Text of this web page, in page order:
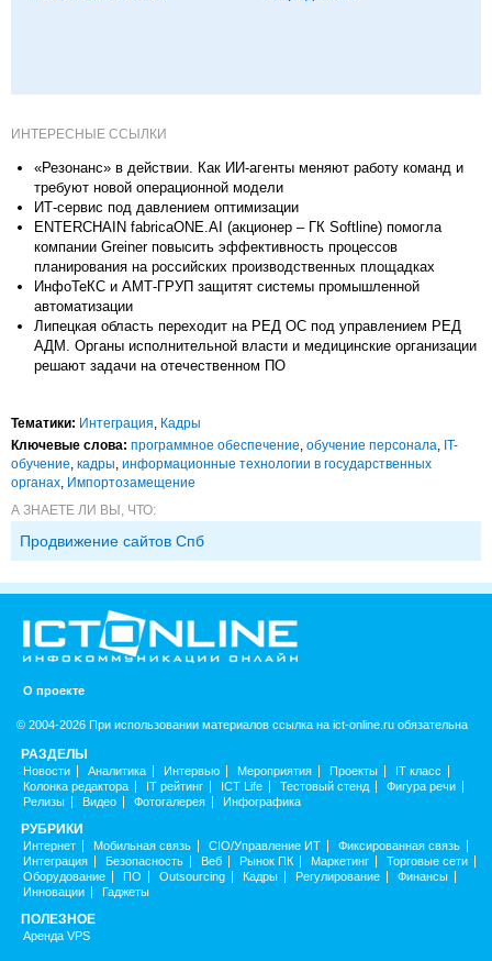
ИНТЕРЕСНЫЕ ССЫЛКИ
«Резонанс» в действии. Как ИИ-агенты меняют работу команд и
требуют новой операционной модели
ИТ-сервис под давлением оптимизации
ENTERCHAIN fabricaONE.AI (акционер – ГК Softline) помогла
компании Greiner повысить эффективность процессов
планирования на российских производственных площадках
ИнфоТеКС и АМТ-ГРУП защитят системы промышленной
автоматизации
Липецкая область переходит на РЕД ОС под управлением РЕД
АДМ. Органы исполнительной власти и медицинские организации
решают задачи на отечественном ПО
Тематики: Интеграция Кадры
Ключевые слова: программное обеспечение обучение персонала IT-
обучение кадры информационные технологии в государственных
органах Импорто­замещение
А ЗНАЕТЕ ЛИ ВЫ, ЧТО:
Продвижение сайтов Спб
О проекте
© 2004-2026 При использовании материалов ссылка на ict-online.ru обязательна
РАЗДЕЛЫ
Новости Аналитика Интервью Мероприятия Проекты
IT класс
Колонка редактора
IT рейтинг ICT Life Тестовый стенд
Фигура речи
Релизы
Видео Фотогалерея Инфографика
РУБРИКИ
Интернет Мобильная связь CIO/Управление ИТ
Фиксированная связь
Интеграция
Безопасность Веб Рынок ПК Маркетинг
Торговые сети
Оборудование
ПО Outsourcing Кадры Регулирование
Финансы
Инновации
Гаджеты
ПОЛЕЗНОЕ
Аренда VPS